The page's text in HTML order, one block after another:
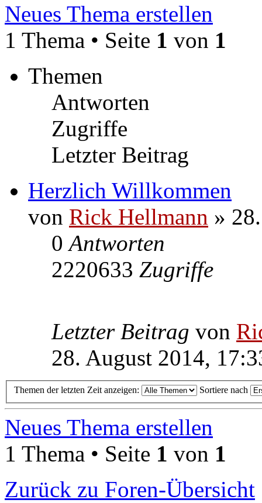
Neues Thema erstellen
1 Thema • Seite 1 von 1
Themen
Antworten
Zugriffe
Letzter Beitrag
Herzlich Willkommen
von Rick Hellmann »
0Antworten
2220633 Zugriffe
Letzter Beitrag von
28. August 2014,
Themen der letzten Zeit anzeigen: Sortiere nach
Neues Thema erstellen
1 Thema • Seite 1 von 1
Zurück zu Foren-Übersicht